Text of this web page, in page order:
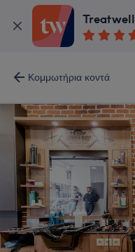
Treatwell
Κομμωτήρια κοντά